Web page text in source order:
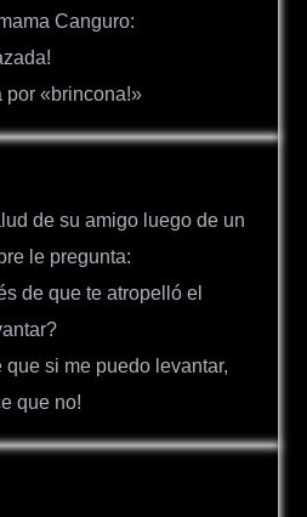
Canguro:
por «brincona!»
de su amigo luego de un
le pregunta:
de que te atropelló el
si me puedo levantar,
que no!